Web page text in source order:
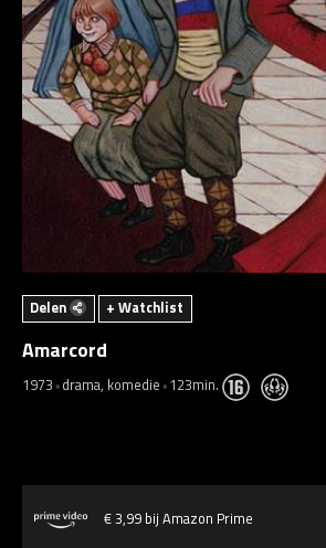
Delen + Watchlist
Amarcord
1973 drama, komedie 123min.
€ 3,99 bij Amazon Prime